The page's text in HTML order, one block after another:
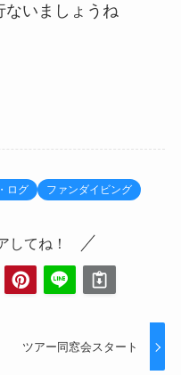
ないましょうね
ログ ファンダイビング
してね！
ツアー同窓会スタート